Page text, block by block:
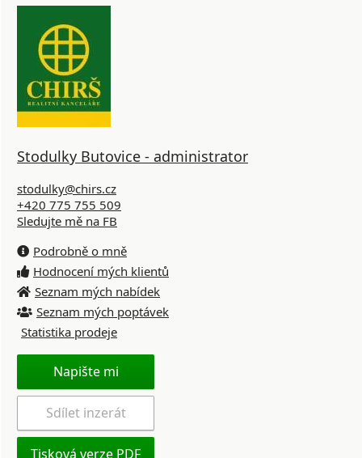
Stodulky Butovice - administrator
stodulky@chirs.cz
+420 775 755 509
Sledujte mě na FB
Podrobně o mně
Hodnocení mých klientů
Seznam mých nabídek
Seznam mých poptávek
Statistika prodeje
Napište mi
Sdílet inzerát
Tisková verze PDF